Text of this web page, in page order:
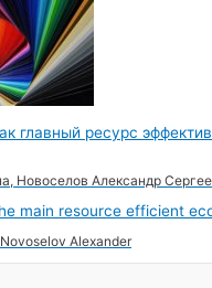
главный ресурс
Новоселов Александр
main resource efficient
Alexander